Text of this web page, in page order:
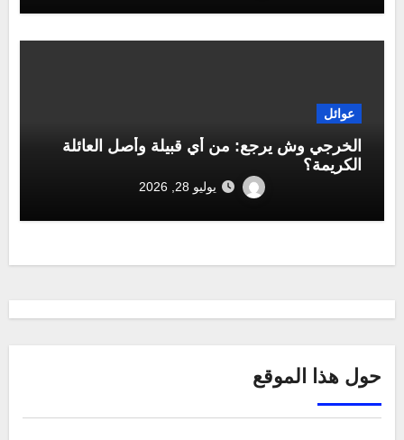
عوائل
الخرجي وش يرجع: من أي قبيلة وأصل العائلة
الكريمة؟
يوليو 28, 2026
حول هذا الموقع